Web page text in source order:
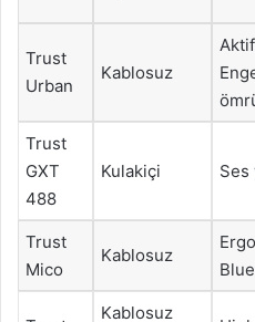
Trust
Urban
Kablosuz
Trust
GXT
488
Kulakiçi Ses
Trust
Mico
Kablosuz
Kablosuz